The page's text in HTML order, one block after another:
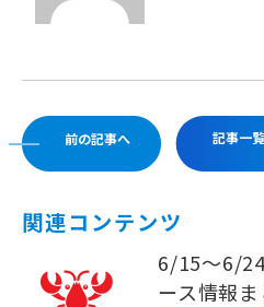
前の記事へ 記事一
関連コンテンツ
6/15～6/
ース情報